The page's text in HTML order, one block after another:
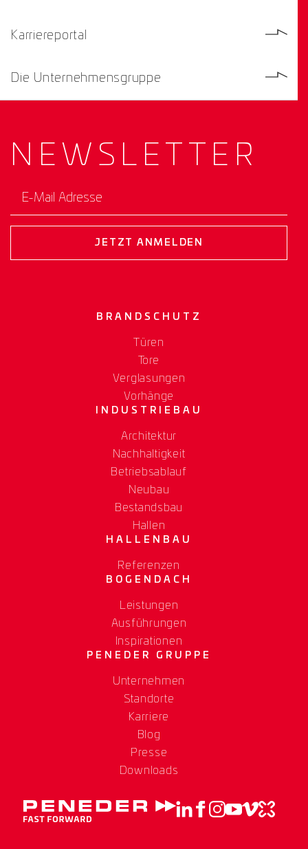
Karriereportal
Die Unternehmensgruppe
NEWS­ LETTER
E-Mail Adresse
JETZT ANMELDEN
BRANDSCHUTZ
Türen
Tore
Verglasungen
Vorhänge
INDUSTRIEBAU
Architektur
Nachhaltigkeit
Betriebsablauf
Neubau
Bestandsbau
Hallen
HALLENBAU
Referenzen
BOGENDACH
Leistungen
Ausführungen
Inspirationen
PENEDER GRUPPE
Unternehmen
Standorte
Karriere
Blog
Presse
Downloads